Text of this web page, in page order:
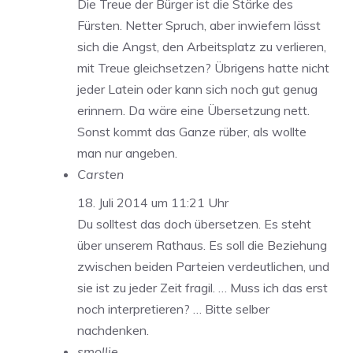
Die Treue der Bürger ist die Stärke des
Fürsten. Netter Spruch, aber inwiefern lässt
sich die Angst, den Arbeitsplatz zu verlieren,
mit Treue gleichsetzen? Übrigens hatte nicht
jeder Latein oder kann sich noch gut genug
erinnern. Da wäre eine Übersetzung nett.
Sonst kommt das Ganze rüber, als wollte
man nur angeben.
Carsten
18. Juli 2014 um 11:21 Uhr
Du solltest das doch übersetzen. Es steht
über unserem Rathaus. Es soll die Beziehung
zwischen beiden Parteien verdeutlichen, und
sie ist zu jeder Zeit fragil. … Muss ich das erst
noch interpretieren? … Bitte selber
nachdenken.